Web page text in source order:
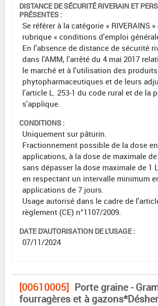
DISTANCE DE SÉCURITÉ RIVERAIN ET
PRÉSENTES :
Se référer à la catégorie « RIVERAINS
rubrique « conditions d'emploi
En l'absence de distance de sécurité
dans l'AMM, l'arrêté du 4 mai 2017
le marché et à l'utilisation des produits
phytopharmaceutiques et de leurs
l'article L. 253-1 du code rural et de la
s'applique.
CONDITIONS :
Uniquement sur pâturin.
Fractionnement possible de la dose
applications, à la dose de maximale de
sans dépasser la dose maximale de 1
en respectant un intervalle minimum
applications de 7 jours.
Usage autorisé dans le cadre de
règlement (CE) n°1107/2009.
DATE D'AUTORISATION DE L'USAGE :
07/11/2024
[00610005] Porte graine -
fourragères et à